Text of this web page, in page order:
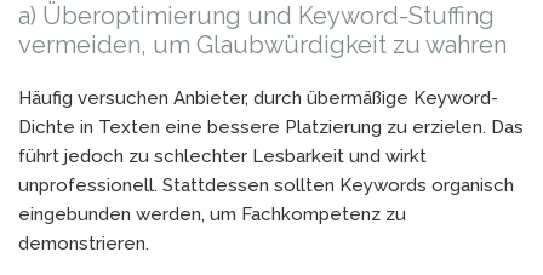
a) Überoptimierung und Keyword-Stuffing
vermeiden, um Glaubwürdigkeit zu wahren
Häufig versuchen Anbieter, durch übermäßige Keyword-
Dichte in Texten eine bessere Platzierung zu erzielen. Das
führt jedoch zu schlechter Lesbarkeit und wirkt
unprofessionell. Stattdessen sollten Keywords organisch
eingebunden werden, um Fachkompetenz zu
demonstrieren.